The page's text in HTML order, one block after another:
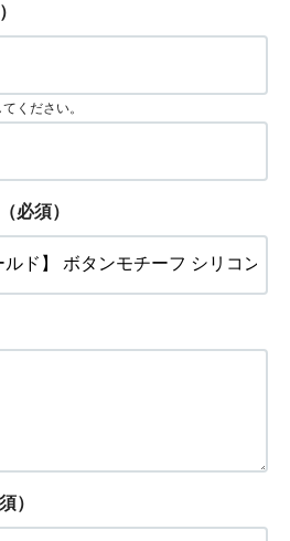
ください。
（必須）
）